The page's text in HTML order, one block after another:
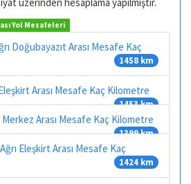
Yol Mesafeleri
Doğubayazıt Arası Mesafe Kaç
1458 km
Arası Mesafe Kaç Kilometre
1453 km
Merkez Arası Mesafe Kaç Kilometre
1399 km
Eleşkirt Arası Mesafe Kaç
1424 km